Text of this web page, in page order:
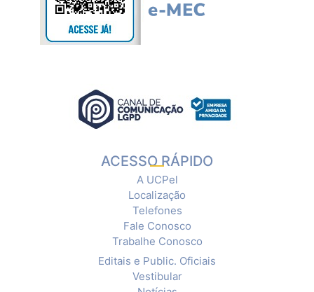
ACESSO RÁPIDO
A UCPel
Localização
Telefones
Fale Conosco
Trabalhe Conosco
Editais e Public. Oficiais
Vestibular